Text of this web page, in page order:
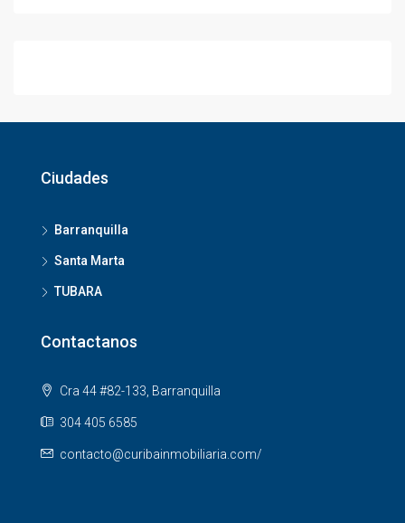
Ciudades
Barranquilla
Santa Marta
TUBARA
Contactanos
Cra 44 #82-133, Barranquilla
304 405 6585
contacto@curibainmobiliaria.com/